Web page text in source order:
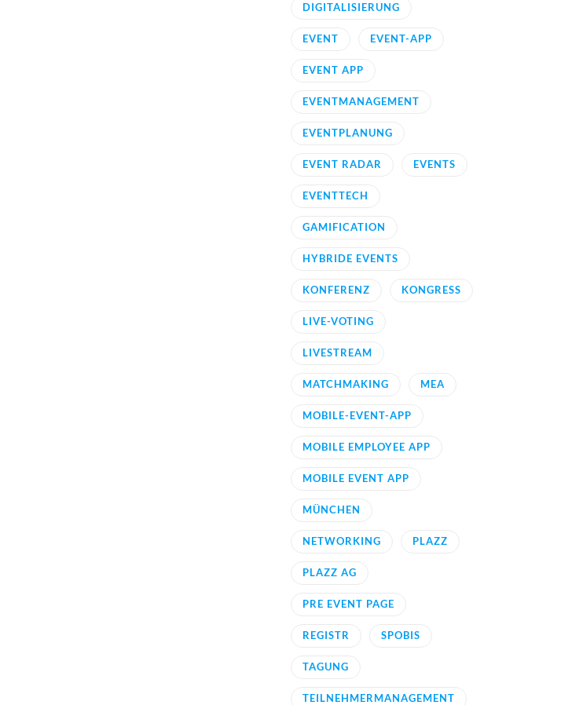
DIGITALISIERUNG
EVENT EVENT-APP
EVENT APP
EVENTMANAGEMENT
EVENTPLANUNG
EVENT RADAR EVENTS
EVENTTECH
GAMIFICATION
HYBRIDE EVENTS
KONFERENZ KONGRESS
LIVE-VOTING
LIVESTREAM
MATCHMAKING MEA
MOBILE-EVENT-APP
MOBILE EMPLOYEE APP
MOBILE EVENT APP
MÜNCHEN
NETWORKING PLAZZ
PLAZZ AG
PRE EVENT PAGE
REGISTR SPOBIS
TAGUNG
TEILNEHMERMANAGEMENT